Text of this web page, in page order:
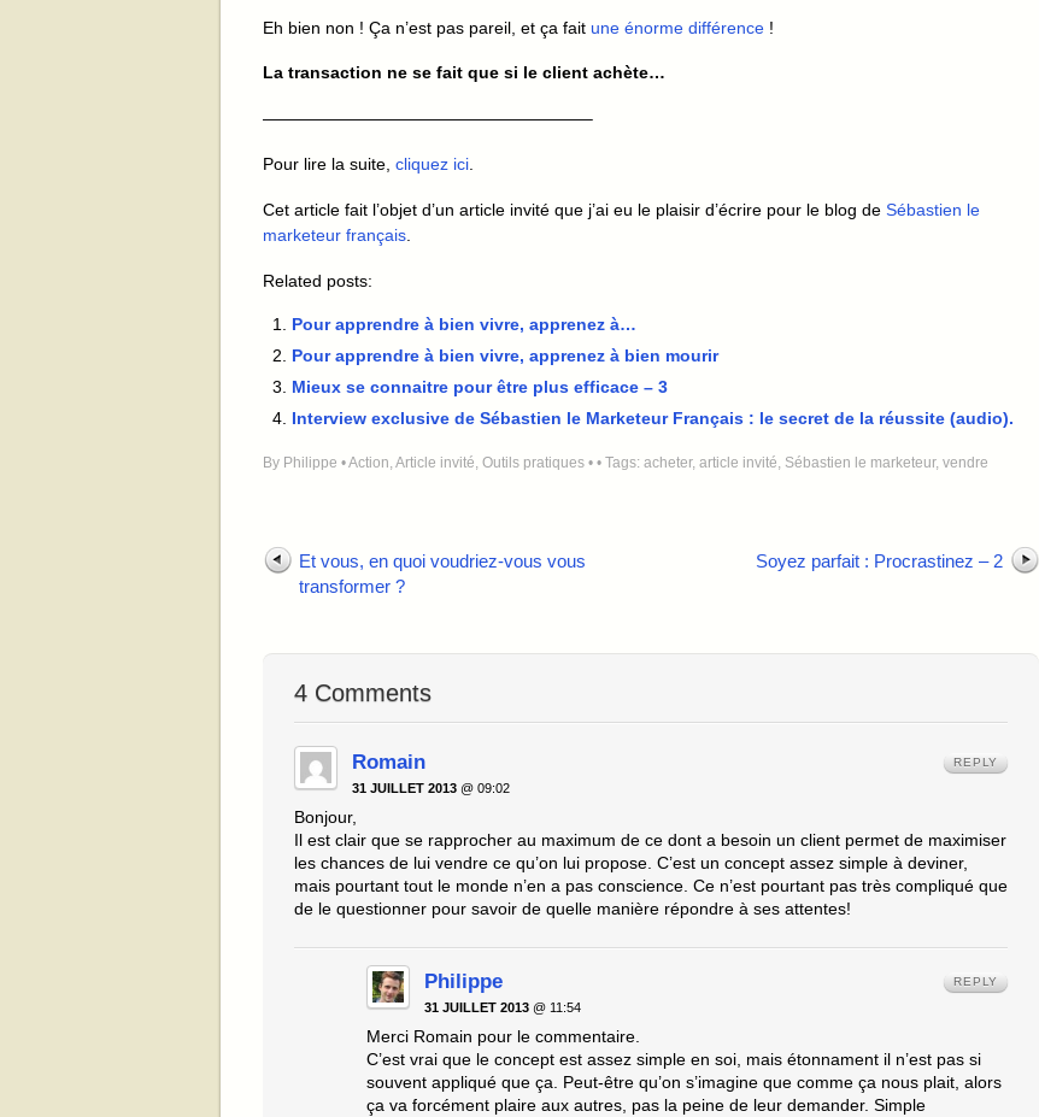
Eh bien non ! Ça n’est pas pareil, et ça fait une énorme différence !
La transaction ne se fait que si le client achète…
———————————————————–
Pour lire la suite, cliquez ici
Cet article fait l’objet d’un article invité que j’ai eu le plaisir d’écrire pour le blog de Sébastien le
marketeur français
Related posts:
Pour apprendre à bien vivre, apprenez à…
Pour apprendre à bien vivre, apprenez à bien mourir
Mieux se connaitre pour être plus efficace – 3
Interview exclusive de Sébastien le Marketeur Français : le secret de la réussite (audio).
By Philippe •Action, Article invité, Outils pratiques • • Tags: acheter, article invité, Sébastien le marketeur, vendre
Et vous, en quoi voudriez-vous vous
transformer ?
Soyez parfait : Procrastinez – 2
4 Comments
Romain
31 JUILLET 2013@ 09:02
Bonjour,
Il est clair que se rapprocher au maximum de ce dont a besoin un client permet de maximiser
les chances de lui vendre ce qu’on lui propose. C’est un concept assez simple à deviner,
mais pourtant tout le monde n’en a pas conscience. Ce n’est pourtant pas très compliqué que
de le questionner pour savoir de quelle manière répondre à ses attentes!
REPLY
Philippe
31 JUILLET 2013@ 11:54
Merci Romain pour le commentaire.
C’est vrai que le concept est assez simple en soi, mais étonnament il n’est pas si
souvent appliqué que ça. Peut-être qu’on s’imagine que comme ça nous plait, alors
ça va forcément plaire aux autres, pas la peine de leur demander. Simple
REPLY